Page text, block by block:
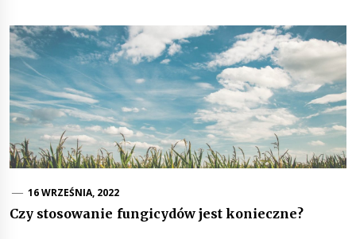
16 WRZEŚNIA, 2022
Czy stosowanie fungicydów jest konieczne?